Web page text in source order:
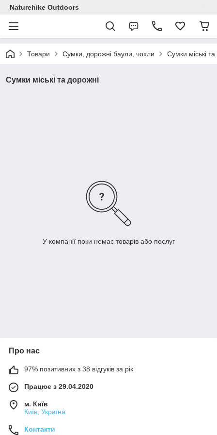
Naturehike Outdoors
Товари Сумки, дорожні баули, чохли Сумки міські
Сумки міські та дорожні
У компанії поки немає товарів або послуг
Про нас
97% позитивних з 38 відгуків за рік
Працює з 29.04.2020
м. Київ
Київ, Україна
Контакти